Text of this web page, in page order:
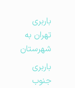
باربری
تهران به
شهرستان
باربری
جنوب